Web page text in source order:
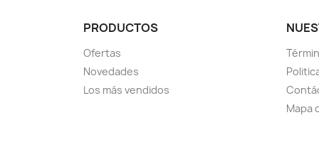
PRODUCTOS
Ofertas
Novedades
Los más vendidos
Mapa